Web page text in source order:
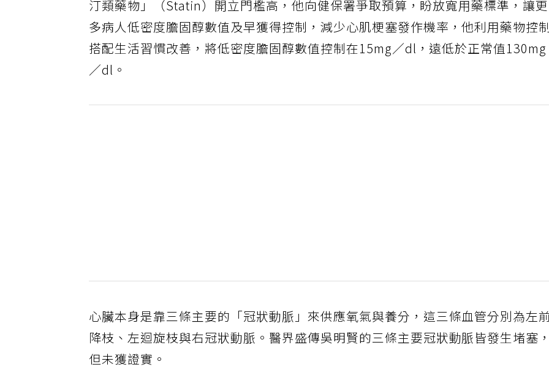
汀類藥物」（Statin）開立門檻高，他向健保署爭取預算，盼放寬用藥標準，讓
多病人低密度膽固醇數值及早獲得控制，減少心肌梗塞發作機率，他利用藥物控
搭配生活習慣改善，將低密度膽固醇數值控制在15mg／dl，遠低於正常值130mg
／dl。
心臟本身是靠三條主要的「冠狀動脈」來供應氧氣與養分，這三條血管分別為左
降枝、左迴旋枝與右冠狀動脈。醫界盛傳吳明賢的三條主要冠狀動脈皆發生堵塞
但未獲證實。